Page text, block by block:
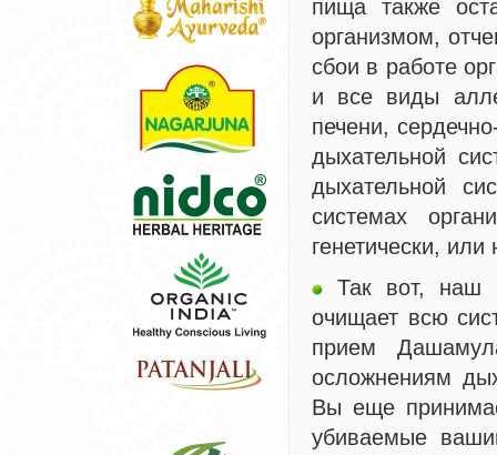
пища также
организмом,
сбои в работе
и все виды
печени,
дыхательной
дыхательной
системах
генетически,
Так вот, наш
очищает всю
прием
осложнениям
Вы еще
убиваемые